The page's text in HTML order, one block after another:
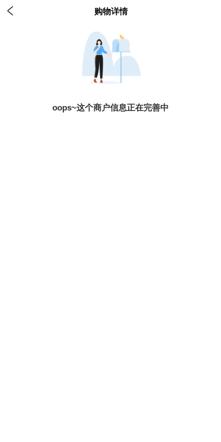
 购物详情
oops~这个商户信息正在完善中